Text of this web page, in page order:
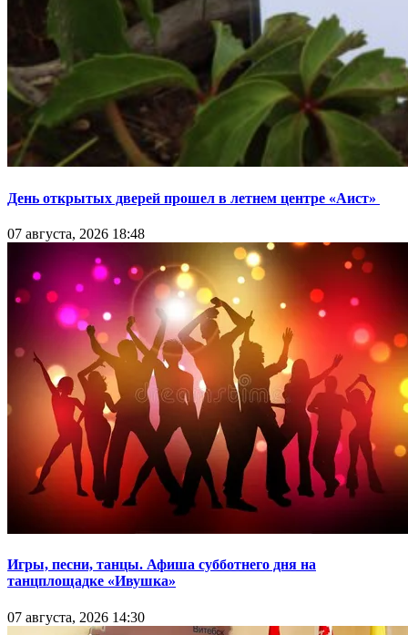
День открытых дверей прошел в летнем центре «Аист»
07 августа, 2026 18:48
Игры, песни, танцы. Афиша субботнего дня на
танцплощадке «Ивушка»
07 августа, 2026 14:30